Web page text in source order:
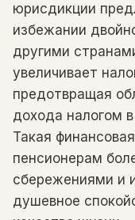
юрисдикции
избежании
другими
увеличивает
предотвращая
дохода налогом
Такая
пенсионерам
сбережениями и
душевное